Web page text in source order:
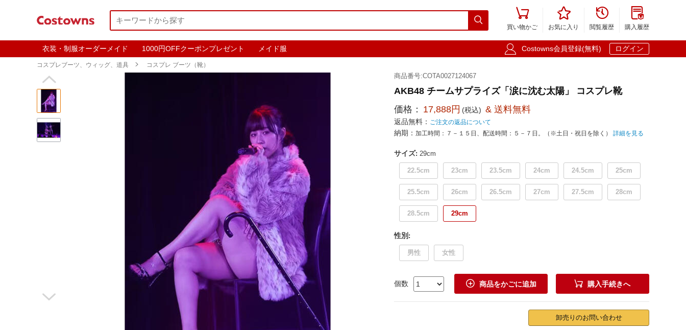


買い物かご

お気に入り

閲覧履歴

購入履歴
衣装・制服オーダーメイド 1000円OFFクーポンプレゼント メイド服  Costowns会員登録(無料) ログイン
コスプレブーツ、ウィッグ、道具  コスプレ ブーツ（靴）


商品番号:COTA0027124067
AKB48 チームサプライズ「涙に沈む太陽」 コスプレ靴
価格： 17,888円 (税込) & 送料無料
返品無料： ご注文の返品について
納期： 加工時間：７－１５日、配送時間：５－７日。（※土日・祝日を除く） 詳細を見る
サイズ: 29cm
22.5cm 23cm 23.5cm 24cm 24.5cm 25cm
25.5cm 26cm 26.5cm 27cm 27.5cm 28cm
28.5cm 29cm
性別 :
男性 女性
個数  商品をかごに追加  購入手続きへ
卸売りのお問い合わせ